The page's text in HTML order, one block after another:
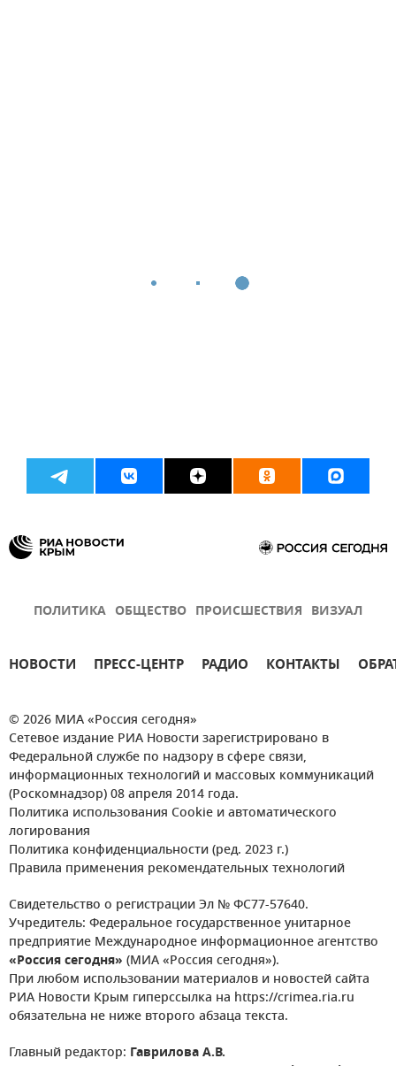
ПОЛИТИКА ОБЩЕСТВО ПРОИСШЕСТВИЯ ВИЗУАЛ
НОВОСТИ ПРЕСС-ЦЕНТР РАДИО КОНТАКТЫ
© 2026 МИА «Россия сегодня»
Сетевое издание РИА Новости зарегистрировано в
Федеральной службе по надзору в сфере связи,
информационных технологий и массовых коммуникаций
(Роскомнадзор) 08 апреля 2014 года.
Политика использования Cookie и автоматического
логирования
Политика конфиденциальности (ред. 2023 г.)
Правила применения рекомендательных технологий
Свидетельство о регистрации Эл № ФС77-57640.
Учредитель: Федеральное государственное унитарное
предприятие Международное информационное агентство
«Россия сегодня» (МИА «Россия сегодня»).
При любом использовании материалов и новостей сайта
РИА Новости Крым гиперссылка на https://crimea.ria.ru
обязательна не ниже второго абзаца текста.
Главный редактор: Гаврилова А.В.